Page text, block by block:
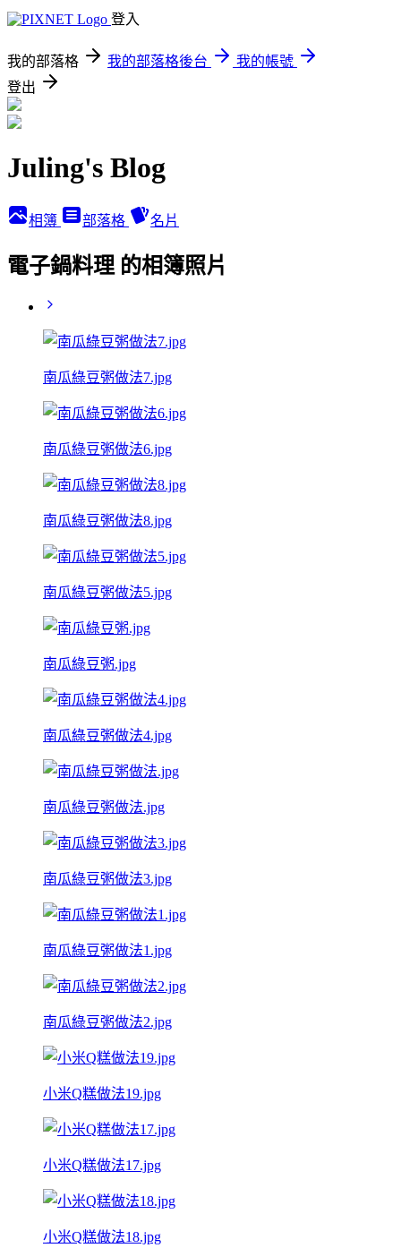
登入
我的部落格 我的部落格後台
我的帳號
登出
Juling's Blog
相簿 部落格 名片
電子鍋料理 的相簿照片
南瓜綠豆粥做法7.jpg
南瓜綠豆粥做法6.jpg
南瓜綠豆粥做法8.jpg
南瓜綠豆粥做法5.jpg
南瓜綠豆粥.jpg
南瓜綠豆粥做法4.jpg
南瓜綠豆粥做法.jpg
南瓜綠豆粥做法3.jpg
南瓜綠豆粥做法1.jpg
南瓜綠豆粥做法2.jpg
小米Q糕做法19.jpg
小米Q糕做法17.jpg
小米Q糕做法18.jpg